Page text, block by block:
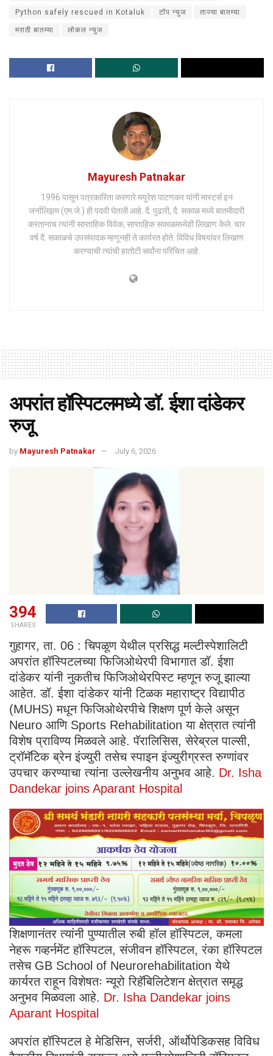
Python safely rescued in Kotaluk टॉप न्युज ताज्या बातम्या
मराठी बातम्या लोकल न्युज
Mayuresh Patnakar
1996 पासून पत्रकारिता करणारे मयुरेश पाटणकर यांनी मास्टर्स इन
जर्नालिझम (एम.जे.) ही पदवी घेतली आहे. दै. पुढारी, दै. सकाळ मध्ये बातमीदारी
करतानाच त्यांनी साप्ताहिक विवेक, साप्ताहिक सकाळमध्येही लिखाण केले. चार
वर्ष दै. सकाळचे उपसंपादक म्हणूनही ते कार्यरत होते. विविध विषयांवर लिखाण
करण्याची त्यांची हातोटी सर्वांना परिचित आहे.
अपरांत हॉस्पिटलमध्ये डॉ. ईशा दांडेकर
रुजू
by Mayuresh Patnakar July 6, 2026
394
SHARES
गुहागर, ता. 06 : चिपळूण येथील प्रसिद्ध मल्टीस्पेशालिटी
अपरांत हॉस्पिटलच्या फिजिओथेरपी विभागात डॉ. ईशा
दांडेकर यांनी नुकतीच फिजिओथेरपिस्ट म्हणून रुजू झाल्या
आहेत. डॉ. ईशा दांडेकर यांनी टिळक महाराष्ट्र विद्यापीठ
(MUHS) मधून फिजिओथेरपीचे शिक्षण पूर्ण केले असून
Neuro आणि Sports Rehabilitation या क्षेत्रात त्यांनी
विशेष प्राविण्य मिळवले आहे. पॅरालिसिस, सेरेब्रल पाल्सी,
ट्रॉमॅटिक ब्रेन इंज्युरी तसेच स्पाइन इंज्युरीग्रस्त रुग्णांवर
उपचार करण्याचा त्यांना उल्लेखनीय अनुभव आहे. Dr. Isha
Dandekar joins Aparant Hospital
शिक्षणानंतर त्यांनी पुण्यातील रुबी हॉल हॉस्पिटल, कमला
नेहरू गव्हर्नमेंट हॉस्पिटल, संजीवन हॉस्पिटल, रंका हॉस्पिटल
तसेच GB School of Neurorehabilitation येथे
कार्यरत राहून विशेषतः न्यूरो रिहॅबिलिटेशन क्षेत्रात समृद्ध
अनुभव मिळवला आहे. Dr. Isha Dandekar joins
Aparant Hospital
अपरांत हॉस्पिटल हे मेडिसिन, सर्जरी, ऑर्थोपेडिकसह विविध